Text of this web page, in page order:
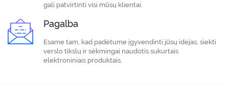
gali patvirtinti visi mūsų klientai.
Pagalba
Esame tam, kad padėtume įgyvendinti jūsų idėjas, siekti
verslo tikslų ir sėkmingai naudotis sukurtais
elektroniniais produktais.